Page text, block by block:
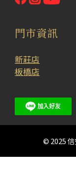
門市資訊
新莊店
板橋店
© 2025